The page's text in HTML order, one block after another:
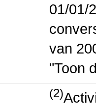
01/01/
van
"Toon
(2)